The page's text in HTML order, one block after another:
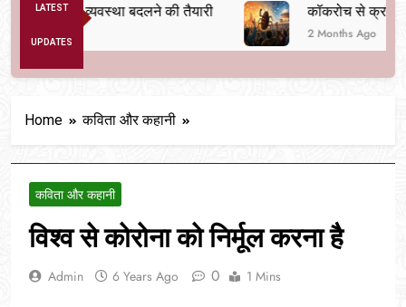
LATEST
UPDATES
अनैतिक व्यवस्था बदलने की तैयारी कॉकरोच से क्रांति तक
2 Months Ago
Home कविता और कहानी
कविता और कहानी
विश्व से कोरोना को निर्मूल करना है
Admin 6 Years Ago 0 1 Mins